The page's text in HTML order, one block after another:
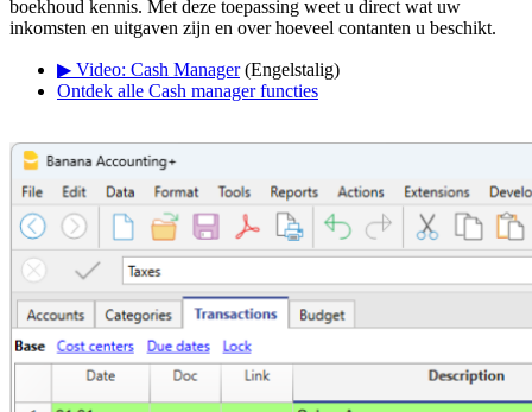
boekhoud kennis. Met deze toepassing weet u direct wat uw
inkomsten en uitgaven zijn en over hoeveel contanten u beschikt.
▶ Video: Cash Manager(Engelstalig)
Ontdek alle Cash manager functies